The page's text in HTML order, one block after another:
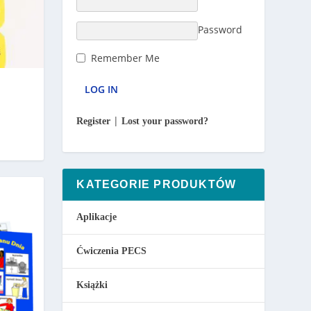
Password
Remember Me
Register |Lost your password?
KATEGORIE PRODUKTÓW
Aplikacje
Ćwiczenia PECS
Książki